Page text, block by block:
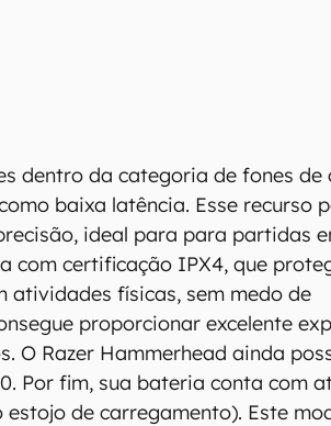
dentro da categoria de fones de
baixa latência. Esse recurso
ideal para para partidas
com certificação IPX4, que
atividades físicas, sem medo de
proporcionar excelente
O Razer Hammerhead ainda
Por fim, sua bateria conta com
de carregamento). Este